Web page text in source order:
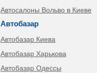
Автосалоны Вольво в Киеве
Автобазар
Автобазар Киева
Автобазар Харькова
Автобазар Одессы